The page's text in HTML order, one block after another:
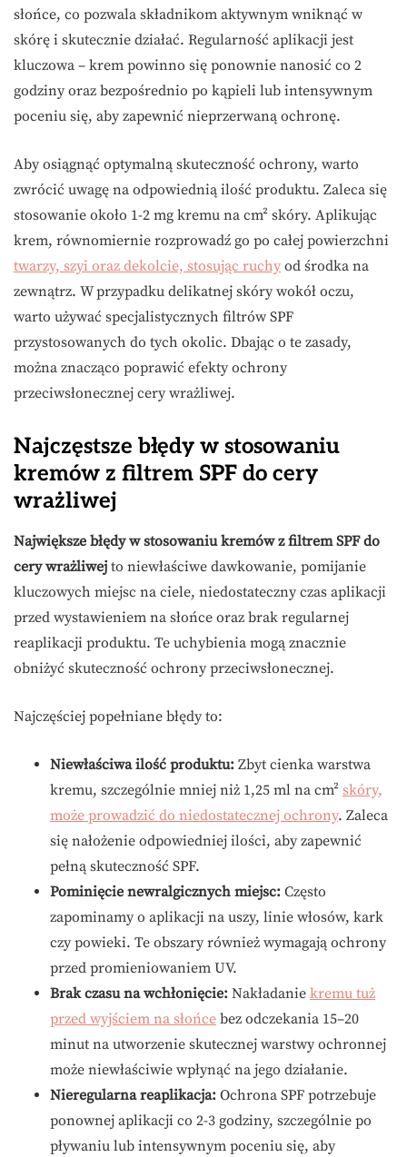
słońce, co pozwala składnikom aktywnym wniknąć w
skórę i skutecznie działać. Regularność aplikacji jest
kluczowa – krem powinno się ponownie nanosić co 2
godziny oraz bezpośrednio po kąpieli lub intensywnym
poceniu się, aby zapewnić nieprzerwaną ochronę.
Aby osiągnąć optymalną skuteczność ochrony, warto
zwrócić uwagę na odpowiednią ilość produktu. Zaleca się
stosowanie około 1-2 mg kremu na cm² skóry. Aplikując
krem, równomiernie rozprowadź go po całej powierzchni
twarzy, szyi oraz dekolcie, stosując ruchy od środka na
zewnątrz. W przypadku delikatnej skóry wokół oczu,
warto używać specjalistycznych filtrów SPF
przystosowanych do tych okolic. Dbając o te zasady,
można znacząco poprawić efekty ochrony
przeciwsłonecznej cery wrażliwej.
Najczęstsze błędy w stosowaniu
kremów z filtrem SPF do cery
wrażliwej
Największe błędy w stosowaniu kremów z filtrem SPF do
cery wrażliwej to niewłaściwe dawkowanie, pomijanie
kluczowych miejsc na ciele, niedostateczny czas aplikacji
przed wystawieniem na słońce oraz brak regularnej
reaplikacji produktu. Te uchybienia mogą znacznie
obniżyć skuteczność ochrony przeciwsłonecznej.
Najczęściej popełniane błędy to:
Niewłaściwa ilość produktu: Zbyt cienka warstwa
kremu, szczególnie mniej niż 1,25 ml na cm² skóry,
może prowadzić do niedostatecznej ochrony. Zaleca
się nałożenie odpowiedniej ilości, aby zapewnić
pełną skuteczność SPF.
Pominięcie newralgicznych miejsc: Często
zapominamy o aplikacji na uszy, linie włosów, kark
czy powieki. Te obszary również wymagają ochrony
przed promieniowaniem UV.
Brak czasu na wchłonięcie: Nakładanie kremu tuż
przed wyjściem na słońce bez odczekania 15–20
minut na utworzenie skutecznej warstwy ochronnej
może niewłaściwie wpłynąć na jego działanie.
Nieregularna reaplikacja: Ochrona SPF potrzebuje
ponownej aplikacji co 2-3 godziny, szczególnie po
pływaniu lub intensywnym poceniu się, aby